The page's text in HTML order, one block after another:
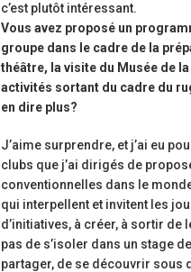
c’est plutôt intéressant.
Vous avez proposé un
groupe dans le cadre de la
théâtre, la visite du Musée de
activités sortant du cadre du
en dire plus?
J’aime surprendre, et j’ai eu
clubs que j’ai dirigés de
conventionnelles dans le
qui interpellent et invitent les
d’initiatives, à créer, à sortir de
pas de s’isoler dans un stage
partager, de se découvrir sous